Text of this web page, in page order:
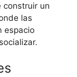
construir un
las
espacio